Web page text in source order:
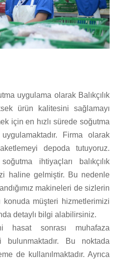
uygulama olarak Balıkçılık
ürün kalitesini sağlamayı
için en hızlı sürede soğutma
Firma olarak
depoda tutuyoruz.
ihtiyaçları balıkçılık
haline gelmiştir. Bu nedenle
makineleri de sizlerin
konuda müşteri hizmetlerimizi
detaylı bilgi alabilirsiniz.
hasat sonrası muhafaza
bulunmaktadır. Bu noktada
de kullanılmaktadır. Ayrıca